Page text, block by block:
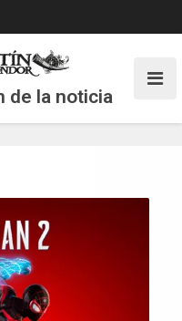
de la noticia